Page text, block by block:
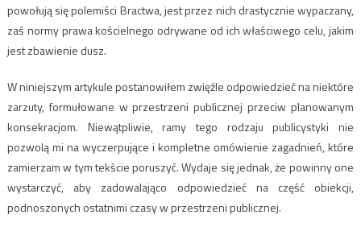
powołują się polemiści Bractwa, jest przez nich drastycznie wypaczany,
zaś normy prawa kościelnego odrywane od ich właściwego celu, jakim
jest zbawienie dusz.
W niniejszym artykule postanowiłem zwięźle odpowiedzieć na niektóre
zarzuty, formułowane w przestrzeni publicznej przeciw planowanym
konsekracjom. Niewątpliwie, ramy tego rodzaju publicystyki nie
pozwolą mi na wyczerpujące i kompletne omówienie zagadnień, które
zamierzam w tym tekście poruszyć. Wydaje się jednak, że powinny one
wystarczyć, aby zadowalająco odpowiedzieć na część obiekcji,
podnoszonych ostatnimi czasy w przestrzeni publicznej.